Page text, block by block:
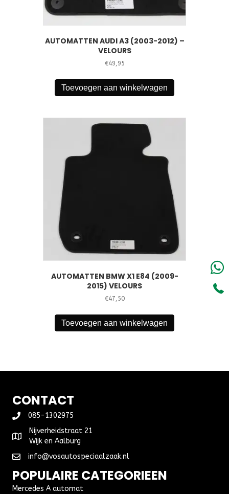
AUTOMATTEN AUDI A3 (2003-2012) –
VELOURS
€49,95
Toevoegen aan winkelwagen
AUTOMATTEN BMW X1 E84 (2009-
2015) VELOURS
€47,50
Toevoegen aan winkelwagen
CONTACT
085-1302975
Nijverheidstraat 21
Wijk en Aalburg
info@vosautospeciaalzaak.nl
POPULAIRE CATEGORIEEN
Mercedes A automat